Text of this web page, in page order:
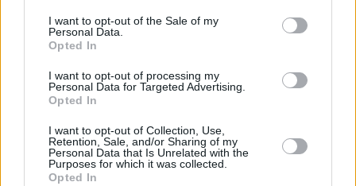
cualquier momento entrando de nuevo en este sitio web o
visitando nuestra política de privacidad.
I want to opt-out of the Sale of my
Personal Data.
Opted In
I want to opt-out of processing my
Personal Data for Targeted Advertising.
Opted In
I want to opt-out of Collection, Use,
Retention, Sale, and/or Sharing of my
Personal Data that Is Unrelated with the
Purposes for which it was collected.
Opted In